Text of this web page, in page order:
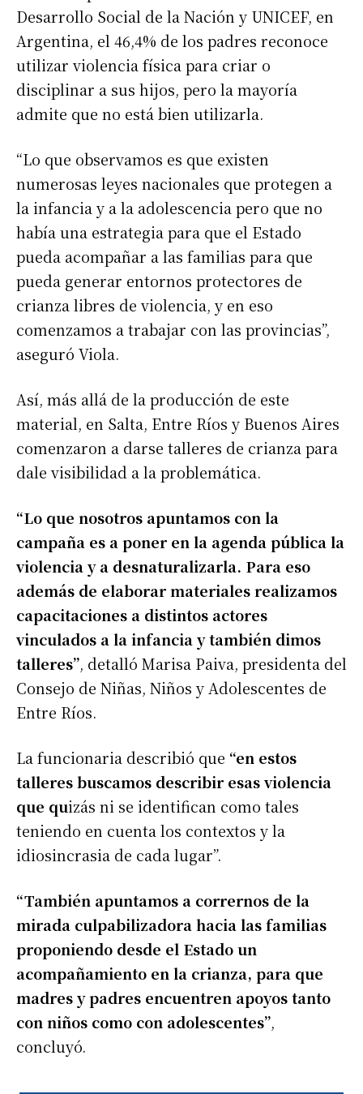
Desarrollo Social de la Nación y UNICEF, en
Argentina, el 46,4% de los padres reconoce
utilizar violencia física para criar o
disciplinar a sus hijos, pero la mayoría
admite que no está bien utilizarla.
“Lo que observamos es que existen
numerosas leyes nacionales que protegen a
la infancia y a la adolescencia pero que no
había una estrategia para que el Estado
pueda acompañar a las familias para que
pueda generar entornos protectores de
crianza libres de violencia, y en eso
comenzamos a trabajar con las provincias”,
aseguró Viola.
Así, más allá de la producción de este
material, en Salta, Entre Ríos y Buenos Aires
comenzaron a darse talleres de crianza para
dale visibilidad a la problemática.
“Lo que nosotros apuntamos con la
campaña es a poner en la agenda pública la
violencia y a desnaturalizarla. Para eso
además de elaborar materiales realizamos
capacitaciones a distintos actores
vinculados a la infancia y también dimos
talleres”, detalló Marisa Paiva, presidenta del
Consejo de Niñas, Niños y Adolescentes de
Entre Ríos.
La funcionaria describió que “en estos
talleres buscamos describir esas violencia
que quizás ni se identifican como tales
teniendo en cuenta los contextos y la
idiosincrasia de cada lugar”.
“También apuntamos a corrernos de la
mirada culpabilizadora hacia las familias
proponiendo desde el Estado un
acompañamiento en la crianza, para que
madres y padres encuentren apoyos tanto
con niños como con adolescentes”,
concluyó.